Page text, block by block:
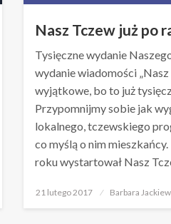
Nasz Tczew już po
Tysięczne wydanie
wydanie wiadomości „Nasz
wyjątkowe, bo to już
Przypomnijmy sobie jak
lokalnego, tczewskiego
co myślą o nim
roku wystartował Nasz
Opublikowane
21 lutego 2017 Barbara